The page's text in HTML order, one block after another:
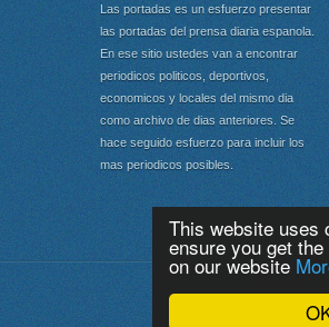
This website uses
ensure you get
on our website
Las portadas es un esfuerzo presentar
las portadas del prensa diaria espanola.
En ese sitio ustedes van a encontrar
periodicos politicos, deportivos,
economicos y locales del mismo dia
como archivo de dias anteriores. Se
hace seguido esfuerzo para incluir los
mas periodicos posibles.